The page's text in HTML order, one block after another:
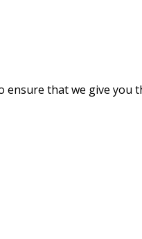
ensure that we give you